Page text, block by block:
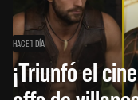
HACE 1 DÍA
¡Triunfó el